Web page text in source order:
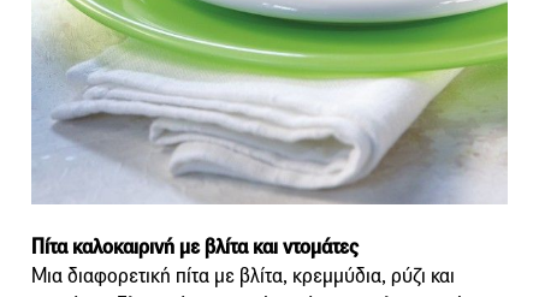
Πίτα καλοκαιρινή με βλίτα και ντομάτες
Μια διαφορετική πίτα με βλίτα, κρεμμύδια, ρύζι και